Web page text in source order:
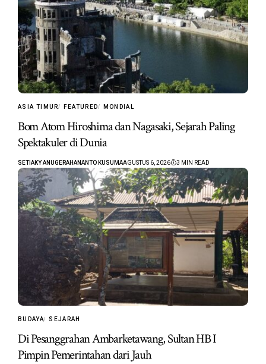
ASIA TIMUR FEATURED MONDIAL
Bom Atom Hiroshima dan Nagasaki, Sejarah Paling
Spektakuler di Dunia
SETIAKY ANUGERAHANANTO KUSUMAAGUSTUS 6, 2026 3 MIN READ
BUDAYA SEJARAH
Di Pesanggrahan Ambarketawang, Sultan HB I
Pimpin Pemerintahan dari Jauh